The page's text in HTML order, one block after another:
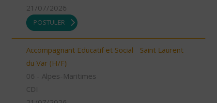
21/07/2026
POSTULER
Accompagnant Educatif et Social - Saint Laurent
du Var (H/F)
06 - Alpes-Maritimes
CDI